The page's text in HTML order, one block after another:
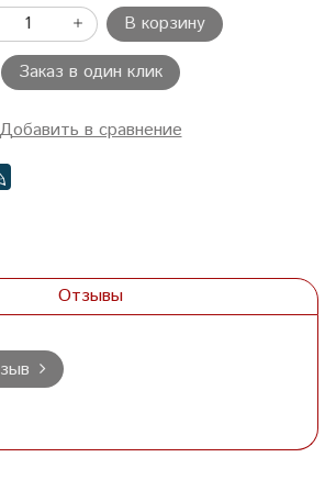
В корзину
Заказ в один клик
Добавить в сравнение
Отзывы